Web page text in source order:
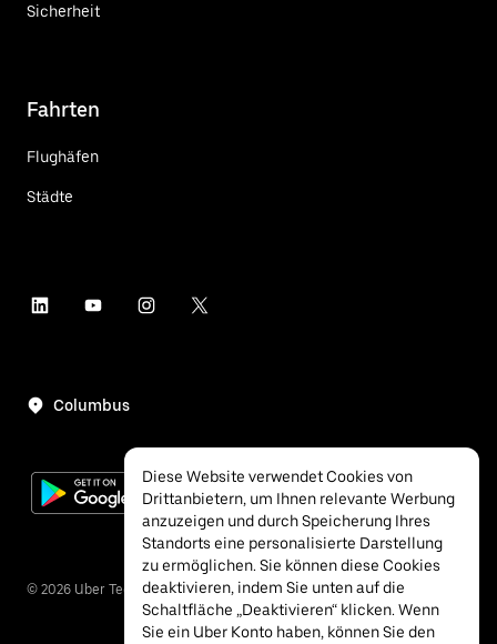
Sicherheit
Fahrten
Flughäfen
Städte
Columbus
© 2026 Uber Technologies Inc.
Diese Website verwendet Cookies von
Drittanbietern, um Ihnen relevante Werbung
anzuzeigen und durch Speicherung Ihres
Standorts eine personalisierte Darstellung
zu ermöglichen. Sie können diese Cookies
deaktivieren, indem Sie unten auf die
Schaltfläche „Deaktivieren“ klicken. Wenn
Sie ein Uber Konto haben, können Sie den